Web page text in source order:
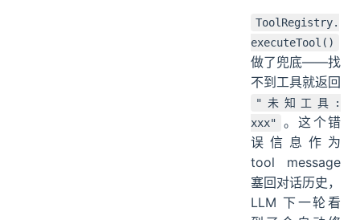
ToolRegistry.
executeTool()
做了兜底——找
不到工具就返回
"未知工具:
xxx"
。这个错
误信息作为
tool message
塞回对话历史，
LLM 下一轮看